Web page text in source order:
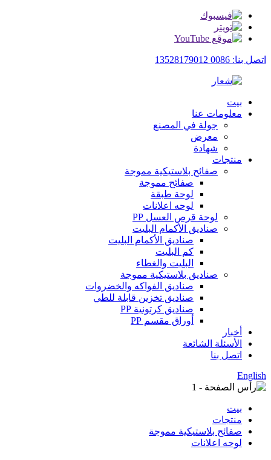
اتصل بنا: 0086 13528179012
بيت
معلومات عنا
جولة في المصنع
معرض
شهادة
منتجات
صفائح بلاستيكية مموجة
صفائح مموجة
لوحة طبقة
لوحه اعلانات
لوحة قرص العسل PP
صناديق الأكمام البليت
صناديق الأكمام البليت
كم البليت
البليت والغطاء
صناديق بلاستيكية مموجة
صناديق الفواكه والخضروات
صناديق تخزين قابلة للطي
صناديق كرتونية PP
أوراق مقسم PP
أخبار
الأسئلة الشائعة
اتصل بنا
English
بيت
منتجات
صفائح بلاستيكية مموجة
لوحه اعلانات